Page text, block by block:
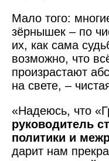
Мало того:
зёрнышек – по
их, как сама
возможно, что
произрастают
на свете, –
«Надеюсь, что
руководитель
политики и
дарит нам